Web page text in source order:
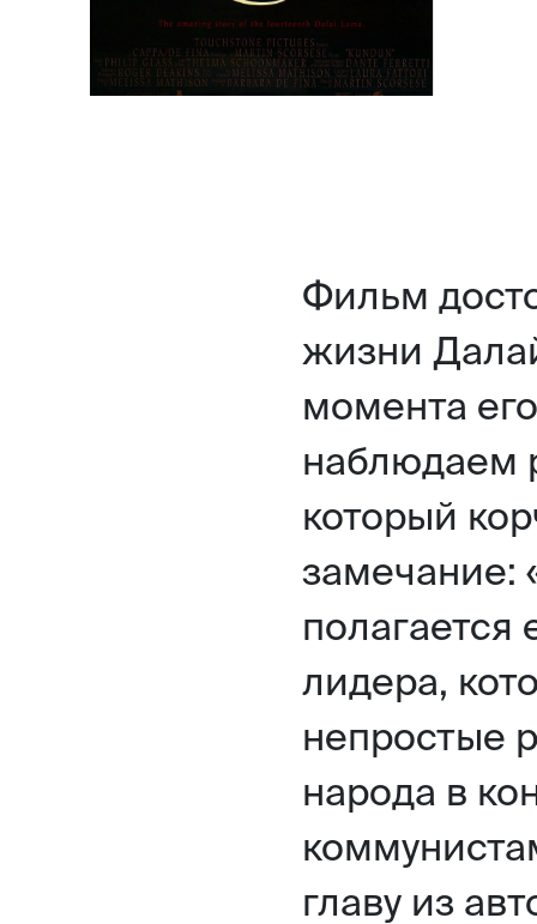
Фильм
жизни
момента
наблюдаем
который
замечание:
полагается
лидера,
непростые
народа в
главу из